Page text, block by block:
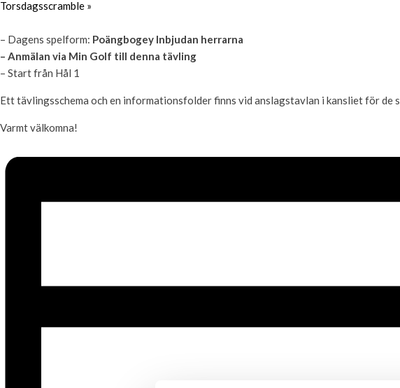
Torsdagsscramble »
– Dagens spelform: Poängbogey Inbjudan herrarna
– Anmälan via Min Golf till denna tävling
– Start från Hål 1
Ett tävlingsschema och en informationsfolder finns vid anslagstavlan i kansliet för de
Varmt välkomna!